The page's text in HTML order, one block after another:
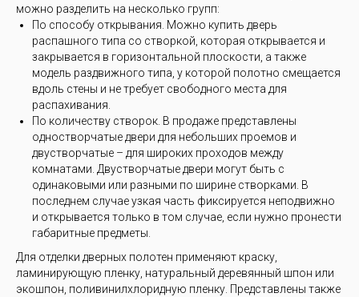
можно разделить на несколько групп:
По способу открывания. Можно купить дверь
распашного типа со створкой, которая открывается и
закрывается в горизонтальной плоскости, а также
модель раздвижного типа, у которой полотно смещается
вдоль стены и не требует свободного места для
распахивания.
По количеству створок. В продаже представлены
одностворчатые двери для небольших проемов и
двустворчатые – для широких проходов между
комнатами. Двустворчатые двери могут быть с
одинаковыми или разными по ширине створками. В
последнем случае узкая часть фиксируется неподвижно
и открывается только в том случае, если нужно пронести
габаритные предметы.
Для отделки дверных полотен применяют краску,
ламинирующую пленку, натуральный деревянный шпон или
экошпон, поливинилхлоридную пленку. Представлены также